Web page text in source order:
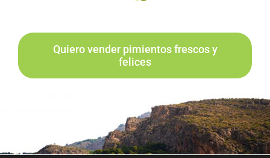
Quiero vender pimientos frescos y
felices